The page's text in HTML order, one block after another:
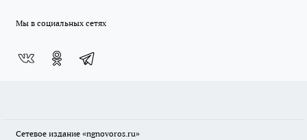
Мы в социальных сетях
Сетевое издание «ngnovoros.ru»